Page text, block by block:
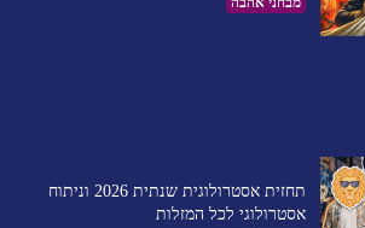
תחזית אסטרולוגית שנתית 2026 וניתוח
אסטרולוגי לכל המזלות